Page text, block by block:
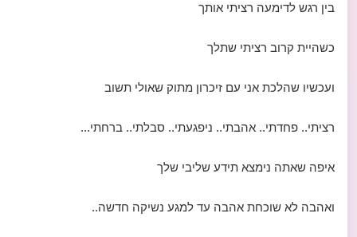
בין רגש לדימעה רציתי אותך
כשהיית קרוב רציתי שתלך
ועכשיו שהלכת אני עם זיכרון מתוק שאולי תשוב
רציתי.. פחדתי.. אהבתי.. ניפגעתי.. סבלתי.. ברחתי...
איפה שאתה נימצא תידע שליבי שלך
ואהבה לא שוכחת אהבה עד למגע נשיקה חדשה..